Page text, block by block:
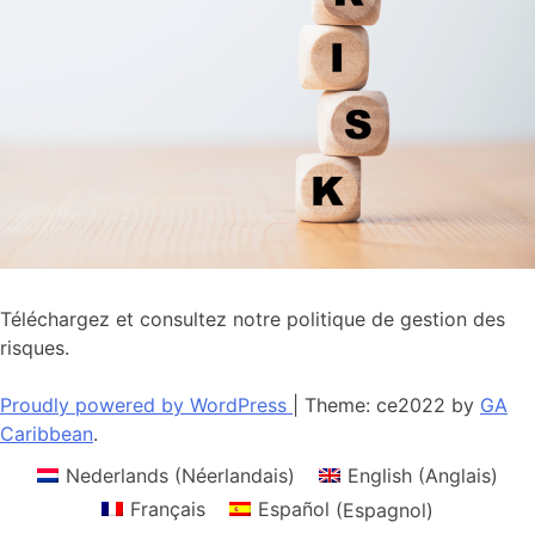
Téléchargez et consultez notre politique de gestion des
risques.
Proudly powered by WordPress Theme: ce2022 by GA
Caribbean.
Nederlands (Néerlandais) English (Anglais)
Français
Español (Espagnol)